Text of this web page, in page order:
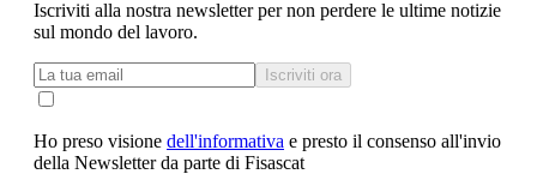
Iscriviti alla nostra newsletter per non perdere le ultime notizie
sul mondo del lavoro.
Iscriviti ora
Ho preso visione dell'informativa e presto il consenso all'invio
della Newsletter da parte di Fisascat